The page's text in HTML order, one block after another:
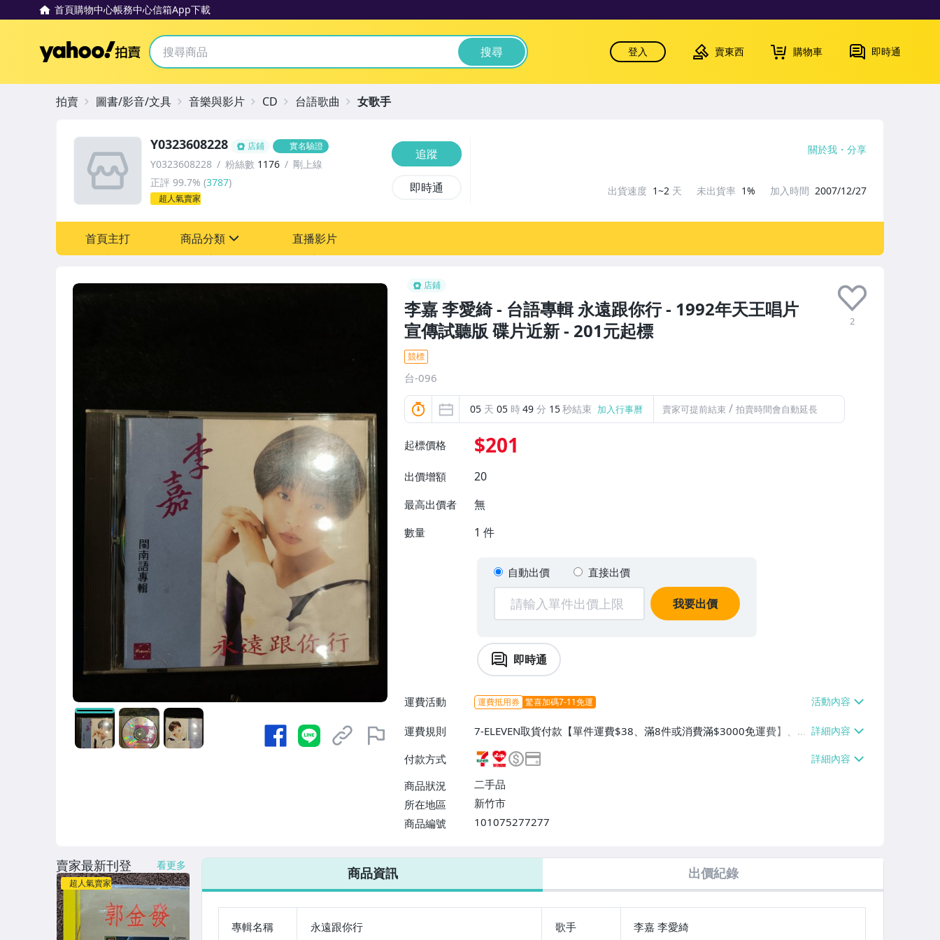
首頁購物中心帳務中心信箱App下載
Yahoo拍賣 搜尋 登入 賣東西 購物車 即時通
店鋪
李嘉 李愛綺 - 台語專輯 永遠跟你行 - 1992年天王唱片
宣傳試聽版 碟片近新 - 201元起標
2
競標
台-096
05 天 05 時49 分 13秒結束 加入行事曆 賣家可提前結束 / 拍賣時間會自動延長
起標價格 $201
出價增額 20
最高出價者 無
數量 1 件
自動出價 直接出價
我要出價
即時通
運費活動 運費抵用券 驚喜加碼7-11免運
運費規則
7-ELEVEN取貨付款【單件運費$38、滿8件或消費滿$3000免運費】、萊
爾富取貨付款【單件運費$60、消費滿$2000免運費】、郵局掛號【單件
運費$60、滿8件或消費滿$3000免運費】
付款方式
商品狀況
二手品
所在地區
新竹市
商品編號
101075277277
7-ELEVEN 運費只要38元
Y0323608228 店鋪 實名驗證
Y0323608228 粉絲數 1176
剛上線
正評 99.7% (3787)
超人氣賣家
追蹤
即時通
關於我 分享
出貨速度 1~2 天 未出貨率 1% 加入時間 2007/12/27
首頁主打 商品分類 直播影片
拍賣 圖書/影音/文具 音樂與影片 CD 台語歌曲 女歌手
商品資訊 出價紀錄
專輯名稱 永遠跟你行 歌手 李嘉 李愛綺
賣家最新刊登 看更多
超人氣賣家